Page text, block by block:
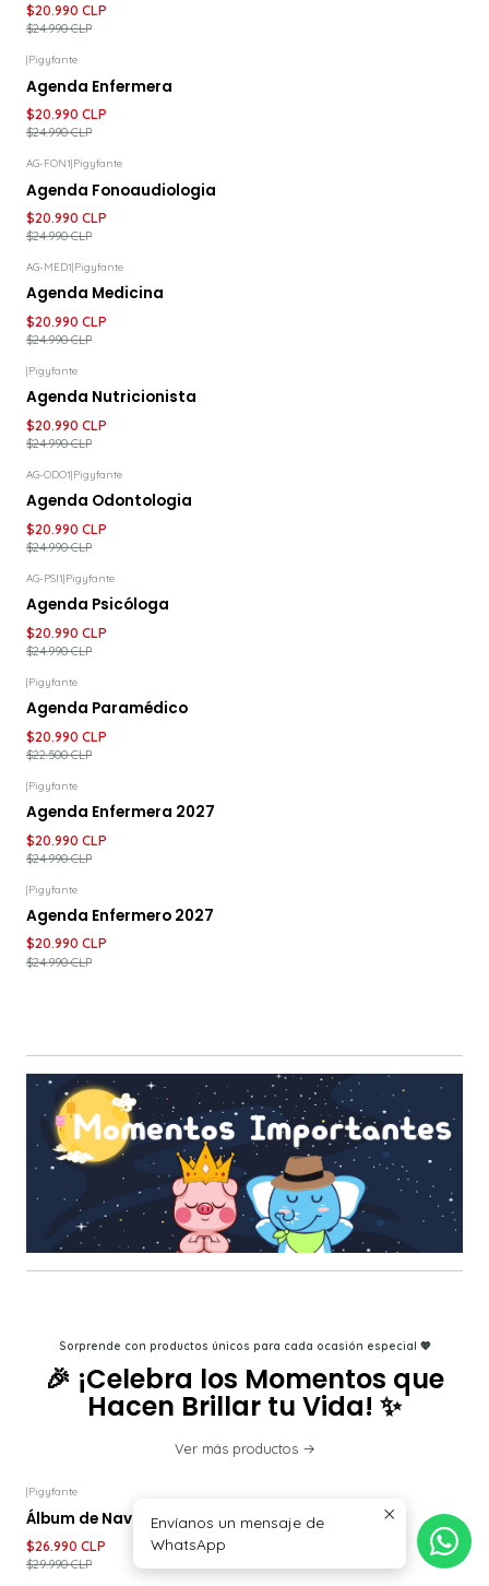
$20.990 CLP
$24.990 CLP
-16%DESCUENTO
|Pigyfante
Agenda Enfermera
$20.990 CLP
$24.990 CLP
-16%DESCUENTO
AG-FON1|Pigyfante
Agenda Fonoaudiologia
$20.990 CLP
$24.990 CLP
-16%DESCUENTO
AG-MED1|Pigyfante
Agenda Medicina
$20.990 CLP
$24.990 CLP
-16%DESCUENTO
|Pigyfante
Agenda Nutricionista
$20.990 CLP
$24.990 CLP
-16%DESCUENTO
AG-ODO1|Pigyfante
Agenda Odontologia
$20.990 CLP
$24.990 CLP
-16%DESCUENTO
AG-PSI1|Pigyfante
Agenda Psicóloga
$20.990 CLP
$24.990 CLP
DESCUENTO
|Pigyfante
Agenda Paramédico
$20.990 CLP
$22.500 CLP
-16%DESCUENTO
|Pigyfante
Agenda Enfermera 2027
$20.990 CLP
$24.990 CLP
-16%DESCUENTO
|Pigyfante
Agenda Enfermero 2027
$20.990 CLP
$24.990 CLP
Sorprende con productos únicos para cada ocasión especial 💖
🎉 ¡Celebra los Momentos que
Hacen Brillar tu Vida! ✨
Ver más productos
DESCUENTO
|Pigyfante
Álbum de Navidad en Familia
$26.990 CLP
$29.990 CLP
Envíanos un mensaje de
WhatsApp